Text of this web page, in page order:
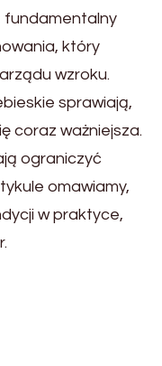
fundamentalny
który
wzroku.
sprawiają,
coraz ważniejsza.
ograniczyć
omawiamy,
w praktyce,